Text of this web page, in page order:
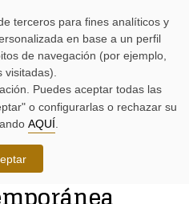
terceros para fines analíticos y
en base a un perfil
de navegación (por ejemplo,
visitadas).
Puedes aceptar todas las
o configurarlas o rechazar su
AQUÍ